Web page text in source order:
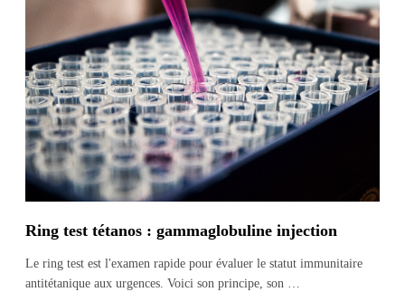
Ring test tétanos : gammaglobuline injection
Le ring test est l'examen rapide pour évaluer le statut immunitaire
antitétanique aux urgences. Voici son principe, son